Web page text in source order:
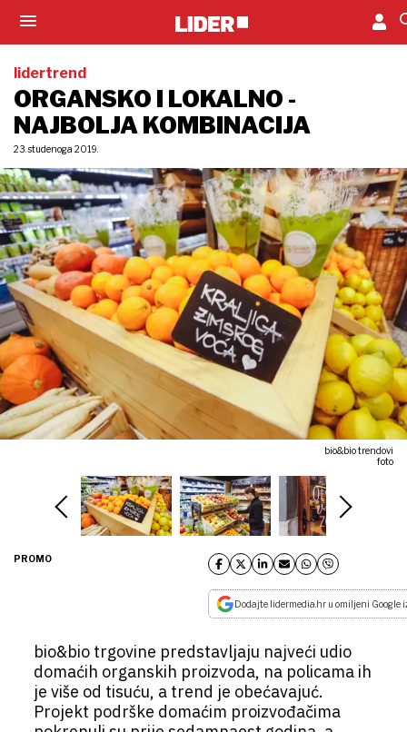
lidertrend
ORGANSKO I LOKALNO -
NAJBOLJA KOMBINACIJA
23. studenoga 2019.
bio&bio trendovi
foto
PROMO
Dodajte lidermedia.hr u omiljeni Google
bio&bio trgovine predstavljaju najveći udio
domaćih organskih proizvoda, na policama ih
je više od tisuću, a trend je obećavajuć.
Projekt podrške domaćim proizvođačima